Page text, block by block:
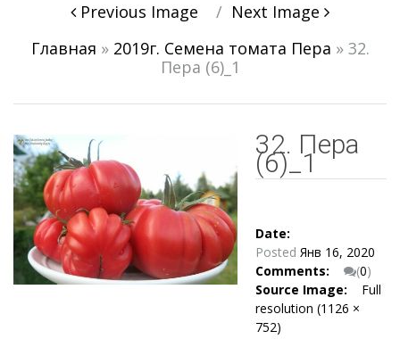
Previous Image
Next Image
Главная » 2019г. Семена томата Пера » 32.
Пера (6)_1
32. Пера
(6)_1
Date:
Posted Янв 16, 2020
Comments:
(0)
Source Image:
Full
resolution (1126 ×
752)